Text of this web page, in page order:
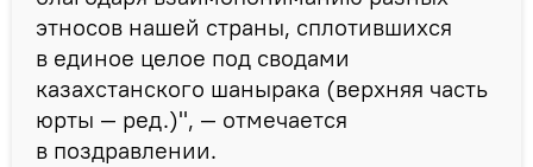
этносов нашей страны, сплотившихся
в единое целое под сводами
казахстанского шанырака (верхняя часть
юрты — ред.)", — отмечается
в поздравлении.